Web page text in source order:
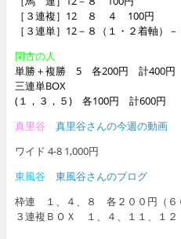
［３連複］12 ８ ４ 100円
［３連単］12－８（１・２着軸）
閑古の人
単勝＋複勝 5 各200円 計400円
三連単BOX
(１，３，５) 各100円 計600円
真里谷
真里谷さんの今週の動画
ワイド 4-8 1,000円
東風谷
東風谷さんのブログ
枠連 １、４、８ 各２００円（６
３連複ＢＯＸ １、４、１１、１